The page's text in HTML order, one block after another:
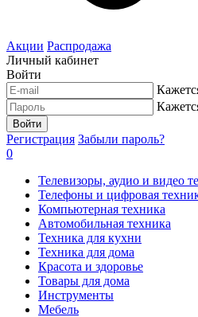
Акции Распродажа
Личный кабинет
Войти
Войти
Регистрация Забыли пароль?
0
Телевизоры, аудио и видео
Телефоны и цифровая
Компьютерная техника
Автомобильная техника
Техника для кухни
Техника для дома
Красота и здоровье
Товары для дома
Инструменты
Мебель